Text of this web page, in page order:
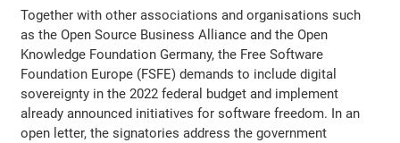
Together with other associations and organisations such
as the Open Source Business Alliance and the Open
Knowledge Foundation Germany, the Free Software
Foundation Europe (FSFE) demands to include digital
sovereignty in the 2022 federal budget and implement
already announced initiatives for software freedom. In an
open letter, the signatories address the government